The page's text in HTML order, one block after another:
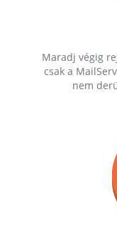
Maradj végig
csak a
nem